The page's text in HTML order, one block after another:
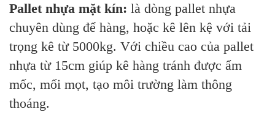
Pallet nhựa mặt kín: là dòng pallet nhựa
chuyên dùng để hàng, hoặc kê lên kệ với tải
trọng kê từ 5000kg. Với chiều cao của pallet
nhựa từ 15cm giúp kê hàng tránh được ẩm
mốc, mối mọt, tạo môi trường làm thông
thoáng.